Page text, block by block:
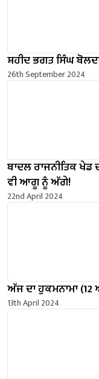
ਸ਼ਹੀਦ ਭਗਤ ਸਿੰਘ
26th September 2024
ਬਾਦਲ ਰਾਜਨੀਤਿਕ ਖੇਡ
ਵੀ ਆਗੂ ਨੂੰ ਅੱਗੇ!
22nd April 2024
ਅੱਜ ਦਾ ਹੁਕਮਨਾਮਾ (12
13th April 2024